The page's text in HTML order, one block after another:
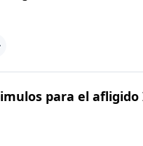
y aferrados a las
hace un par
para el